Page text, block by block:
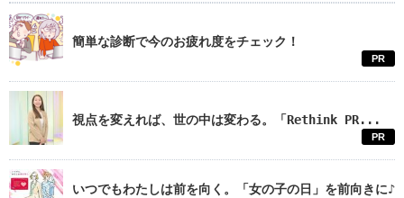
簡単な診断で今のお疲れ度をチェック！
PR
視点を変えれば、世の中は変わる。「Rethink PR...
PR
いつでもわたしは前を向く。「女の子の日」を前向きに♪